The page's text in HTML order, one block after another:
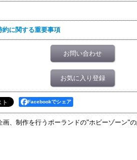
約に関する重要事項
お問い合わせ
お気に入り登録
Facebookでシェア
、制作を行うポーランドの"ホビーゾーン"